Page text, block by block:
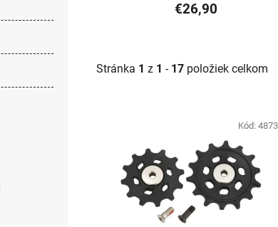
€26,90
Stránka 1 z 1 - 17 položiek celkom
Kód: 4873